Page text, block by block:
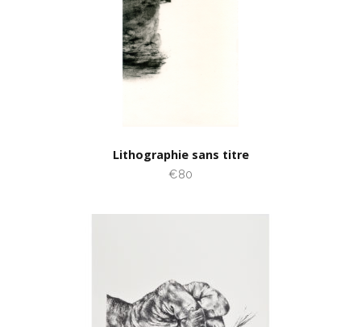
Lithographie sans titre
€80